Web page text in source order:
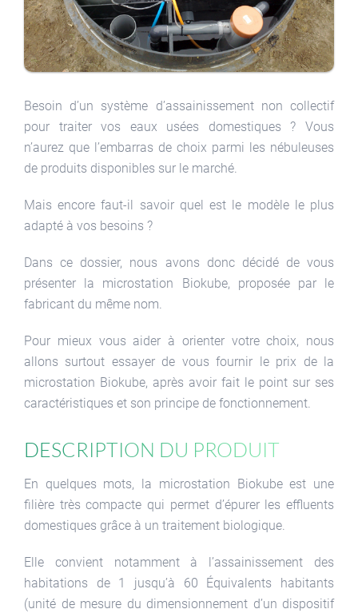
Besoin d’un système d’assainissement non collectif
pour traiter vos eaux usées domestiques ? Vous
n’aurez que l’embarras de choix parmi les nébuleuses
de produits disponibles sur le marché.
Mais encore faut-il savoir quel est le modèle le plus
adapté à vos besoins ?
Dans ce dossier, nous avons donc décidé de vous
présenter la microstation Biokube, proposée par le
fabricant du même nom.
Pour mieux vous aider à orienter votre choix, nous
allons surtout essayer de vous fournir le prix de la
microstation Biokube, après avoir fait le point sur ses
caractéristiques et son principe de fonctionnement.
Description du produit
En quelques mots, la microstation Biokube est une
filière très compacte qui permet d’épurer les effluents
domestiques grâce à un traitement biologique.
Elle convient notamment à l’assainissement des
habitations de 1 jusqu’à 60 Équivalents habitants
(unité de mesure du dimensionnement d’un dispositif